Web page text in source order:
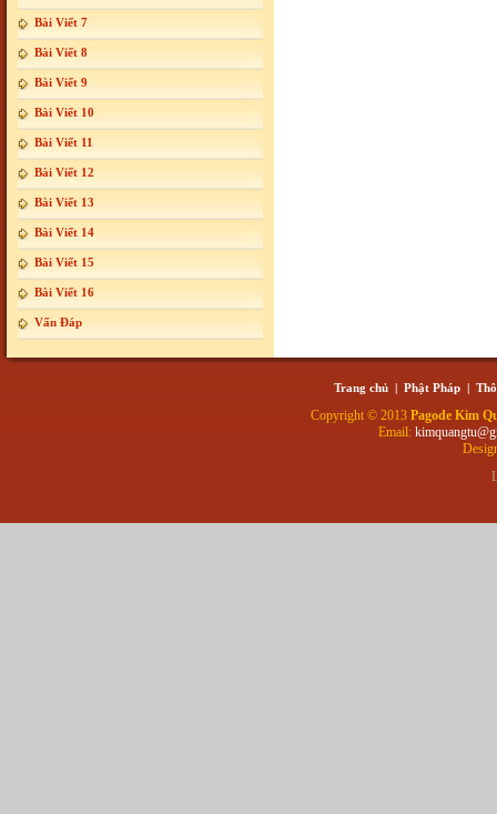
Bài Viết 7
Bài Viết 8
Bài Viết 9
Bài Viết 10
Bài Viết 11
Bài Viết 12
Bài Viết 13
Bài Viết 14
Bài Viết 15
Bài Viết 16
Vấn Đáp
Trang chủ | Phật Pháp |
Copyright © 2013 Pagode Kim
Email: